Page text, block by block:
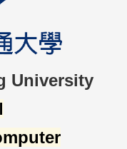
University